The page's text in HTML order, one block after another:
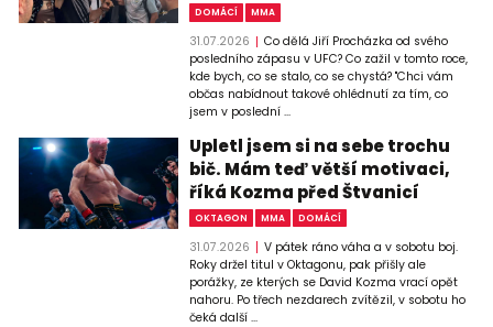
DOMÁCÍ MMA
31.07.2026
Co dělá Jiří Procházka od svého
posledního zápasu v UFC? Co zažil v tomto roce,
kde bych, co se stalo, co se chystá? "Chci vám
občas nabídnout takové ohlédnutí za tím, co
jsem v poslední ...
Upletl jsem si na sebe trochu
bič. Mám teď větší motivaci,
říká Kozma před Štvanicí
OKTAGON MMA DOMÁCÍ
31.07.2026
V pátek ráno váha a v sobotu boj.
Roky držel titul v Oktagonu, pak přišly ale
porážky, ze kterých se David Kozma vrací opět
nahoru. Po třech nezdarech zvítězil, v sobotu ho
čeká další ...